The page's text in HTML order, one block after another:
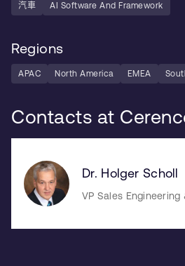
汽車 AI Software And Framework
Regions
APAC North America EMEA
Contacts at
Dr. Holger Scholl
VP Sales